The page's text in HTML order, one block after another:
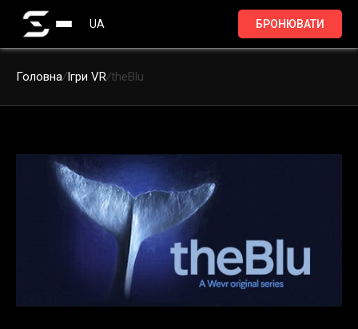
UA БРОНЮВАТИ
Головна/Ігри VR/theBlu